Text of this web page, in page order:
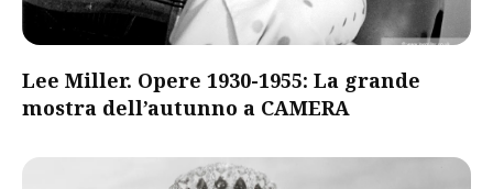
Lee Miller. Opere 1930-1955: La grande
mostra dell’autunno a CAMERA